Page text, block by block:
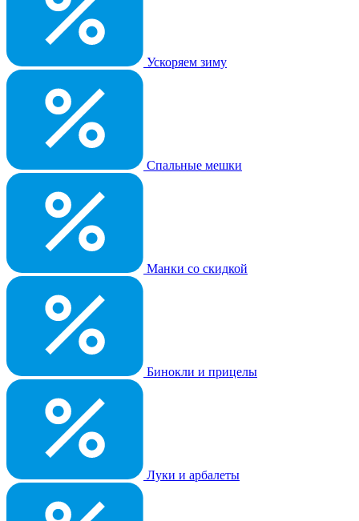
Ускоряем зиму
Спальные мешки
Манки со скидкой
Бинокли и прицелы
Луки и арбалеты